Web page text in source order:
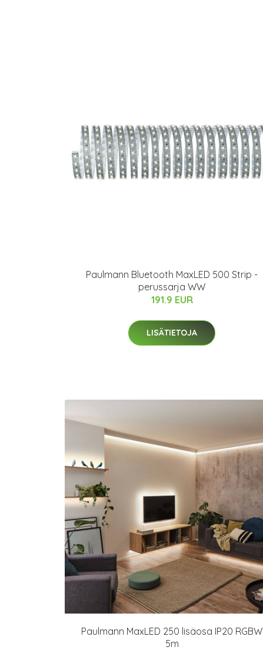
Paulmann Bluetooth MaxLED 500 Strip -
perussarja WW
191.9 EUR
LISÄTIETOJA
Paulmann MaxLED 250 lisäosa IP20 RGBW
5m